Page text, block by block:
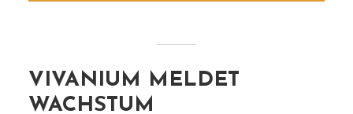
VIVANIUM MELDET
WACHSTUM